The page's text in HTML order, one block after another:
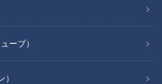
ーブ）